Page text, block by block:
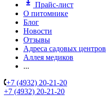
Прайс-лист
О питомнике
Блог
Новости
Отзывы
Адреса садовых центров
Аллея медиков
...
+7 (4932) 20-21-20
+7 (4932) 20-21-20